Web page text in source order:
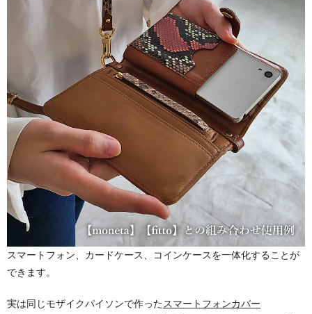
スマートフォン、カードケース、コインケースを一体化することが
できます。
実は同じモザイクパイソンで作ったスマートフォンカバー